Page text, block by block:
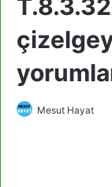
Mesut Hayat